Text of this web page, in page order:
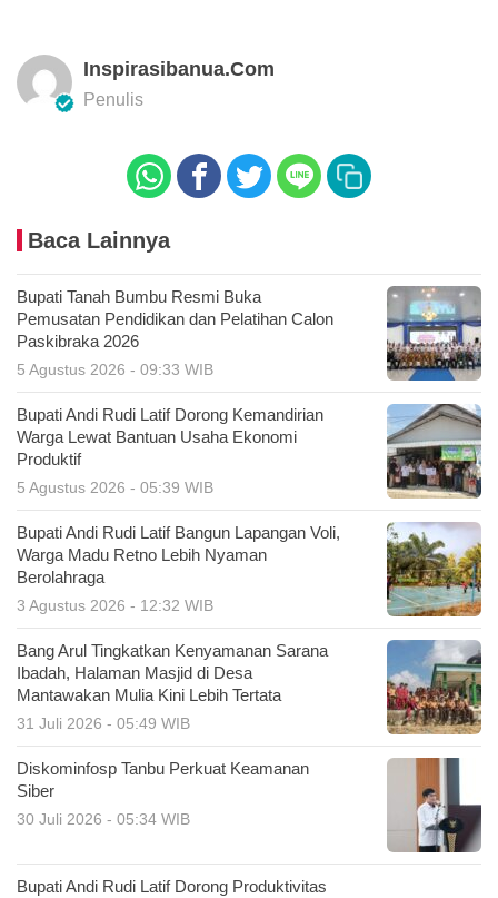
Inspirasibanua.com
Penulis
Baca Lainnya
Bupati Tanah Bumbu Resmi Buka
Pemusatan Pendidikan dan Pelatihan Calon
Paskibraka 2026
5 Agustus 2026 - 09:33 WIB
Bupati Andi Rudi Latif Dorong Kemandirian
Warga Lewat Bantuan Usaha Ekonomi
Produktif
5 Agustus 2026 - 05:39 WIB
Bupati Andi Rudi Latif Bangun Lapangan Voli,
Warga Madu Retno Lebih Nyaman
Berolahraga
3 Agustus 2026 - 12:32 WIB
Bang Arul Tingkatkan Kenyamanan Sarana
Ibadah, Halaman Masjid di Desa
Mantawakan Mulia Kini Lebih Tertata
31 Juli 2026 - 05:49 WIB
Diskominfosp Tanbu Perkuat Keamanan
Siber
30 Juli 2026 - 05:34 WIB
Bupati Andi Rudi Latif Dorong Produktivitas